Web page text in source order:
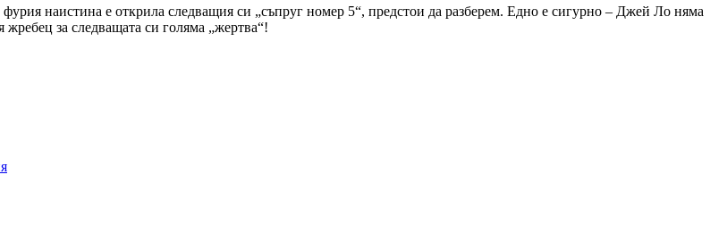
наистина е открила следващия си „съпруг номер 5“, предстои да разберем. Едно е сигурно – Джей Ло няма
жребец за следващата си голяма „жертва“!